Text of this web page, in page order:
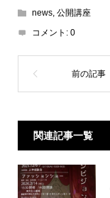
news, 公開講座
コメント: 0
関連記事一覧